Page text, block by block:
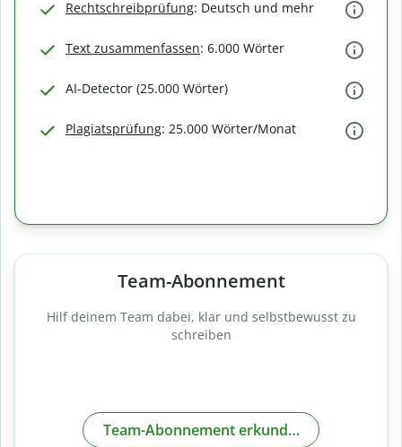
Rechtschreibprüfung: Deutsch und mehr
Text zusammenfassen: 6.000 Wörter
AI-Detector (25.000 Wörter)
Plagiatsprüfung: 25.000 Wörter/Monat
Team-Abonnement
Hilf deinem Team dabei, klar und selbstbewusst zu
schreiben
Team-Abonnement erkunden